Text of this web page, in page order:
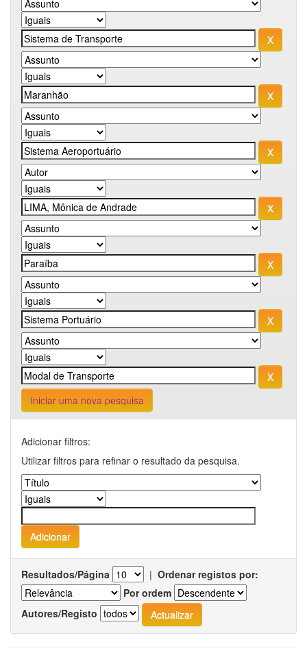
Iniciar uma nova pesquisa
Adicionar filtros:
Utilizar filtros para refinar o resultado da pesquisa.
Resultados/Página | Ordenar registos por:
Por ordem
Autores/Registo